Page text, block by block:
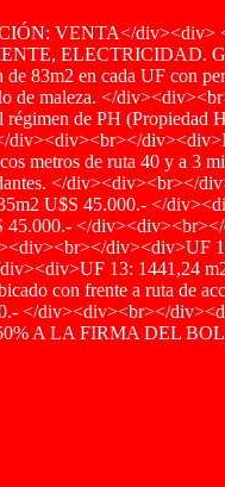
VENTA</
ELECTRICIDAD.
83m2 en cada UF con
de maleza. </
de PH
metros de ruta 40 y a 3
</div><div><br></
U$S 45.000.- </
</
div><div>UF
13: 1441,24
con frente a ruta de
</div><div><br></
A LA FIRMA DEL